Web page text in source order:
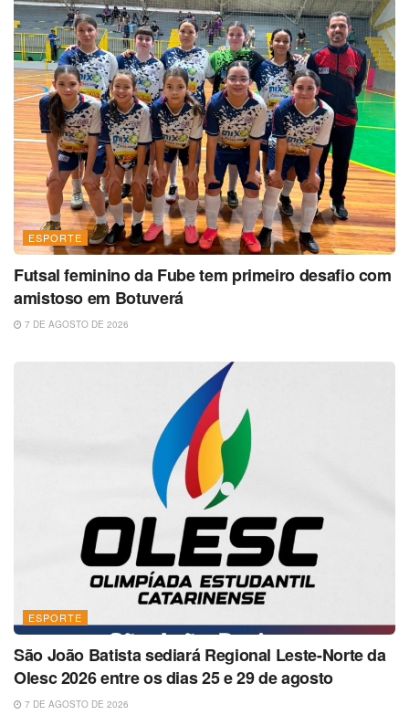
ESPORTE
Futsal feminino da Fube tem primeiro desafio com
amistoso em Botuverá
7 DE AGOSTO DE 2026
ESPORTE
São João Batista sediará Regional Leste-Norte da
Olesc 2026 entre os dias 25 e 29 de agosto
7 DE AGOSTO DE 2026